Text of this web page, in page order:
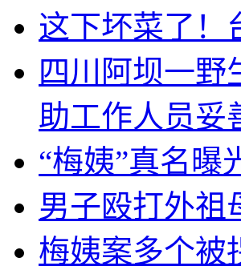
这下坏菜了！
四川阿坝一野
助工作人员妥
“梅姨”真名曝
男子殴打外祖
梅姨案多个被